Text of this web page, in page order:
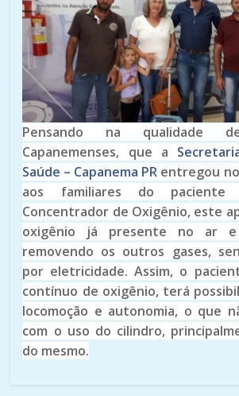
Pensando na qualidade
Capanemenses, que a
Saúde – Capanema PR entregou
aos familiares do paciente
Concentrador de Oxigênio, este
oxigênio já presente no ar
removendo os outros gases,
por eletricidade. Assim, o
contínuo de oxigênio, terá
locomoção e autonomia, o que
com o uso do cilindro,
do mesmo.